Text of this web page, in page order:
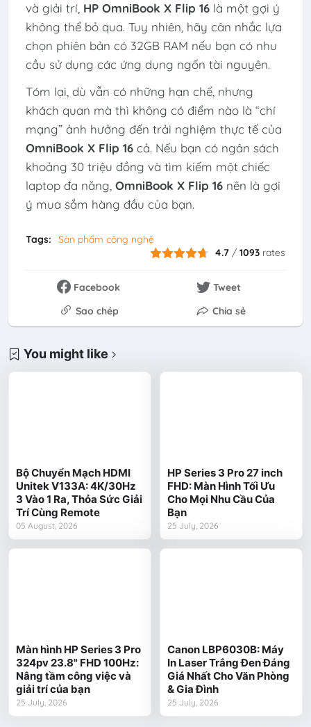
và giải trí, HP OmniBook X Flip 16là một gợi ý
không thể bỏ qua. Tuy nhiên, hãy cân nhắc lựa
chọn phiên bản có 32GB RAM nếu bạn có nhu
cầu sử dụng các ứng dụng ngốn tài nguyên.
Tóm lại, dù vẫn có những hạn chế, nhưng
khách quan mà thì không có điểm nào là “chí
mạng” ảnh hưởng đến trải nghiệm thực tế của
OmniBook X Flip 16cả. Nếu bạn có ngân sách
khoảng 30 triệu đồng và tìm kiếm một chiếc
laptop đa năng, OmniBook X Flip 16nên là gợi
ý mua sắm hàng đầu của bạn.
Tags:
Sàn phẩm công nghệ
4.7 /1093 rates
Facebook
Tweet
Sao chép
Chia sẻ
You might like
Bộ Chuyển Mạch HDMI
Unitek V133A: 4K/30Hz
3 Vào 1 Ra, Thỏa Sức Giải
Trí Cùng Remote
05 August, 2026
HP Series 3 Pro 27 inch
FHD: Màn Hình Tối Ưu
Cho Mọi Nhu Cầu Của
Bạn
25 July, 2026
Màn hình HP Series 3 Pro
324pv 23.8" FHD 100Hz:
Nâng tầm công việc và
giải trí của bạn
25 July, 2026
Canon LBP6030B: Máy
In Laser Trắng Đen Đáng
Giá Nhất Cho Văn Phòng
& Gia Đình
25 July, 2026